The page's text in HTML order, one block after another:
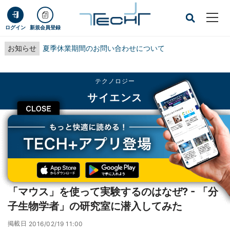
ログイン 新規会員登録
お知らせ 夏季休業期間のお問い合わせについて
CLOSE
テクノロジー
サイエンス
TECH+ テクノロジー
サイエンス
「マウス」を使って実験するのはなぜ? - 「分子生物学者」の研究室に潜入して
インタビュー
「マウス」を使って実験するのはなぜ? - 「分
子生物学者」の研究室に潜入してみた
掲載日 2016/02/19 11:00